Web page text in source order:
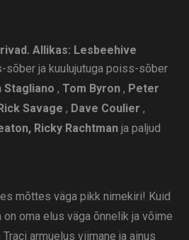
Allikas: Lesbeehive
sõber ja kuulujutuga poiss-sõber
Stagliano , Tom Byron , Peter
Savage , Dave Coulier ,
Ricky Rachtman ja paljud
mõttes väga pikk nimekiri! Kuid
oma elus väga õnnelik ja võime
armuelus viimane ja ainus